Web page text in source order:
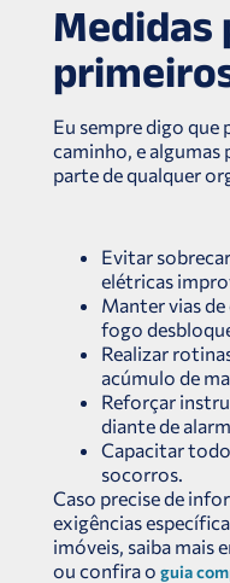
Medidas
Eu sempre digo que
caminho, e algumas
parte de qualquer
Evitar
elétricas
Manter vias
fogo
Realizar
acúmulo de
Reforçar
diante de
Capacitar
socorros.
Caso precise de
exigências
imóveis, saiba mais
ou confira o guia